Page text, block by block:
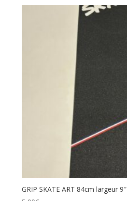
GRIP SKATE ART 84cm largeur 9″